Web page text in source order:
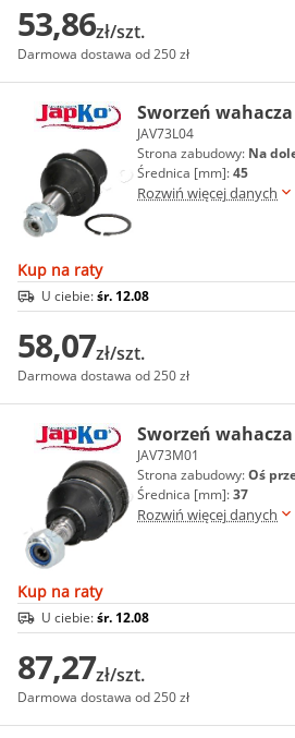
53,86zł/szt.
Darmowa dostawa od 250 zł
Sworzeń wahacza
JAV73L04
Strona zabudowy: Na
Średnica [mm]:45
Rozwiń więcej danych
Kup na raty
U ciebie:śr. 12.08
58,07zł/szt.
Darmowa dostawa od 250 zł
Sworzeń wahacza
JAV73M01
Strona zabudowy:Oś
Średnica [mm]:37
Rozwiń więcej danych
Kup na raty
U ciebie:śr. 12.08
87,27zł/szt.
Darmowa dostawa od 250 zł